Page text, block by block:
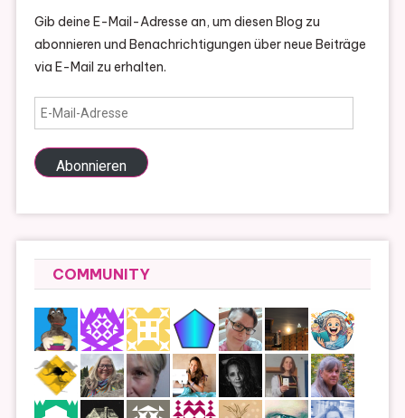
Gib deine E-Mail-Adresse an, um diesen Blog zu
abonnieren und Benachrichtigungen über neue Beiträge
via E-Mail zu erhalten.
E-
Mail-
Adresse
Abonnieren
COMMUNITY